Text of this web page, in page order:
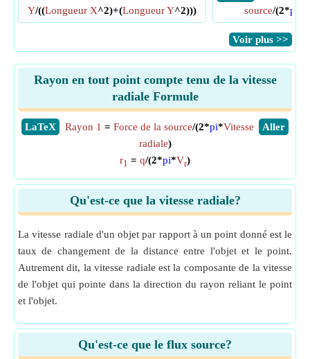
Y/((Longueur X^2)+(Longueur Y^2)))
source/(2*pi
​Voir plus >>
Rayon en tout point compte tenu de la vitesse
radiale Formule
​LaTeX ​Aller
Rayon 1 = Force de la source/(2*pi*Vitesse
radiale)
r1 = q/(2*pi*Vr)
Qu'est-ce que la vitesse radiale?
La vitesse radiale d'un objet par rapport à un point donné est le
taux de changement de la distance entre l'objet et le point.
Autrement dit, la vitesse radiale est la composante de la vitesse
de l'objet qui pointe dans la direction du rayon reliant le point
et l'objet.
Qu'est-ce que le flux source?